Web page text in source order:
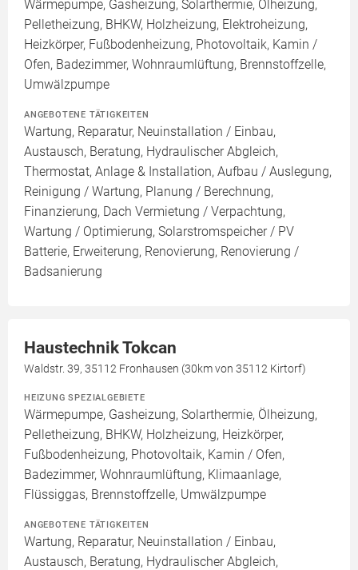
Wärmepumpe, Gasheizung, Solarthermie, Ölheizung,
Pelletheizung, BHKW, Holzheizung, Elektroheizung,
Heizkörper, Fußbodenheizung, Photovoltaik, Kamin /
Ofen, Badezimmer, Wohnraumlüftung, Brennstoffzelle,
Umwälzpumpe
ANGEBOTENE TÄTIGKEITEN
Wartung, Reparatur, Neuinstallation / Einbau,
Austausch, Beratung, Hydraulischer Abgleich,
Thermostat, Anlage & Installation, Aufbau / Auslegung,
Reinigung / Wartung, Planung / Berechnung,
Finanzierung, Dach Vermietung / Verpachtung,
Wartung / Optimierung, Solarstromspeicher / PV
Batterie, Erweiterung, Renovierung, Renovierung /
Badsanierung
Haustechnik Tokcan
Waldstr. 39, 35112 Fronhausen (30km von 35112 Kirtorf)
HEIZUNG SPEZIALGEBIETE
Wärmepumpe, Gasheizung, Solarthermie, Ölheizung,
Pelletheizung, BHKW, Holzheizung, Heizkörper,
Fußbodenheizung, Photovoltaik, Kamin / Ofen,
Badezimmer, Wohnraumlüftung, Klimaanlage,
Flüssiggas, Brennstoffzelle, Umwälzpumpe
ANGEBOTENE TÄTIGKEITEN
Wartung, Reparatur, Neuinstallation / Einbau,
Austausch, Beratung, Hydraulischer Abgleich,